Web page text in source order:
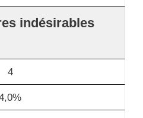
indésirables
4